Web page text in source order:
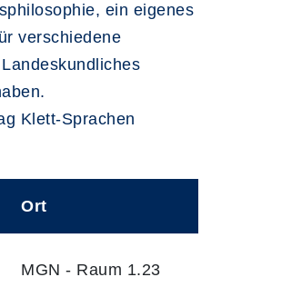
ein eigenes
verschiedene
Klett-Sprachen
Ort
MGN - Raum 1.23